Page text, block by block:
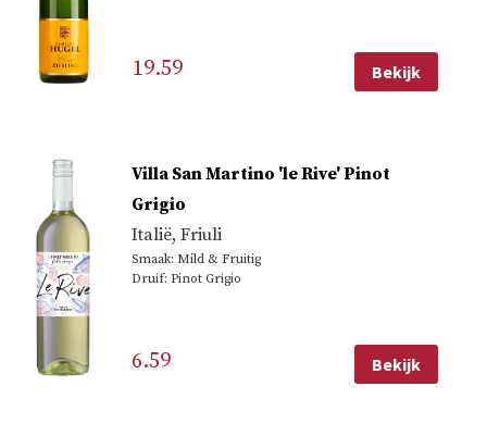
19.59 Bekijk
Villa San Martino 'le Rive' Pinot
Grigio
Italië,Friuli
Smaak: Mild & Fruitig
Druif: Pinot Grigio
6.59 Bekijk